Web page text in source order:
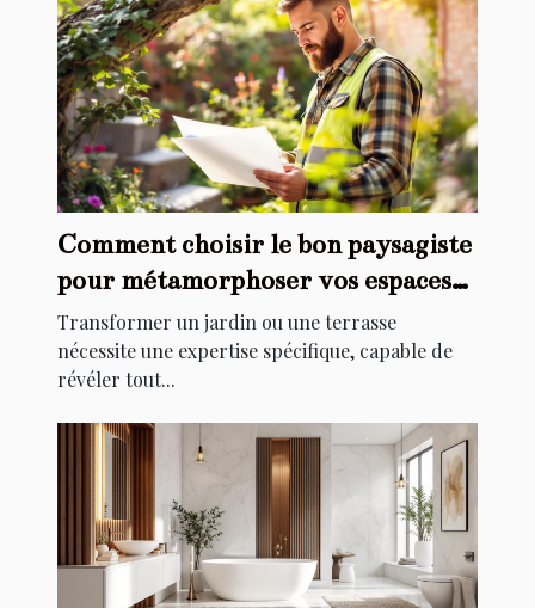
Comment choisir le bon paysagiste
pour métamorphoser vos espaces
extérieurs ?
Transformer un jardin ou une terrasse
nécessite une expertise spécifique, capable de
révéler tout...